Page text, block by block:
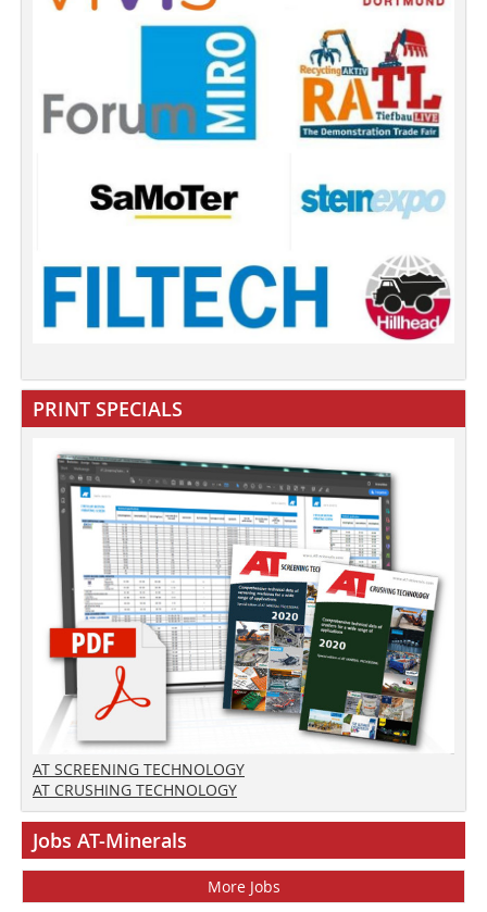
PRINT SPECIALS
AT SCREENING TECHNOLOGY
AT CRUSHING TECHNOLOGY
Jobs AT-Minerals
More Jobs